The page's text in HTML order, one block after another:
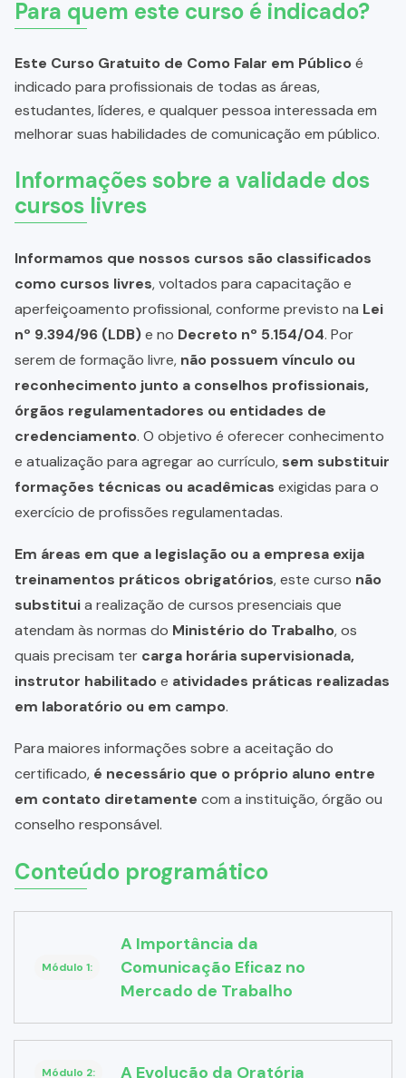
Para quem este curso é indicado?
Este Curso Gratuito de Como Falar em Públicoé
indicado para profissionais de todas as áreas,
estudantes, líderes, e qualquer pessoa interessada em
melhorar suas habilidades de comunicação em público.
Informações sobre a validade dos
cursos livres
Informamos que nossos cursos são classificados
como cursos livres, voltados para capacitação e
aperfeiçoamento profissional, conforme previsto na Lei
nº 9.394/96 (LDB)e no Decreto nº 5.154/04. Por
serem de formação livre, não possuem vínculo ou
reconhecimento junto a conselhos profissionais,
órgãos regulamentadores ou entidades de
credenciamento. O objetivo é oferecer conhecimento
e atualização para agregar ao currículo, sem substituir
formações técnicas ou acadêmicas exigidas para o
exercício de profissões regulamentadas.
Em áreas em que a legislação ou a empresa exija
treinamentos práticos obrigatórios, este curso não
substituia realização de cursos presenciais que
atendam às normas do Ministério do Trabalho, os
quais precisam ter carga horária supervisionada,
instrutor habilitadoe atividades práticas realizadas
em laboratório ou em campo.
Para maiores informações sobre a aceitação do
certificado, é necessário que o próprio aluno entre
em contato diretamente com a instituição, órgão ou
conselho responsável.
Conteúdo programático
Módulo 1:
A Importância da
Comunicação Eficaz no
Mercado de Trabalho
Módulo 2: A Evolução da Oratória